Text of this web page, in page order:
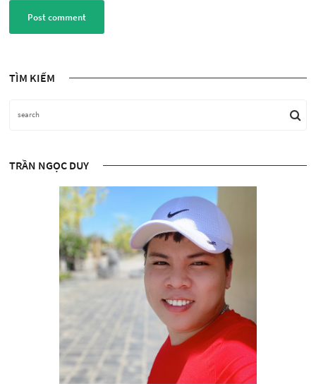
Post comment
TÌM KIẾM
TRẦN NGỌC DUY